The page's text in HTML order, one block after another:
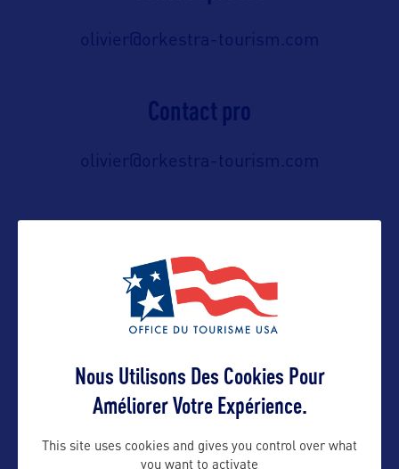
olivier@orkestra-tourism.com
Contact pro
olivier@orkestra-tourism.com
olivier@orkestra-tourism.com
Nous Utilisons Des Cookies Pour
Améliorer Votre Expérience.
This site uses cookies and gives you control over what
you want to activate